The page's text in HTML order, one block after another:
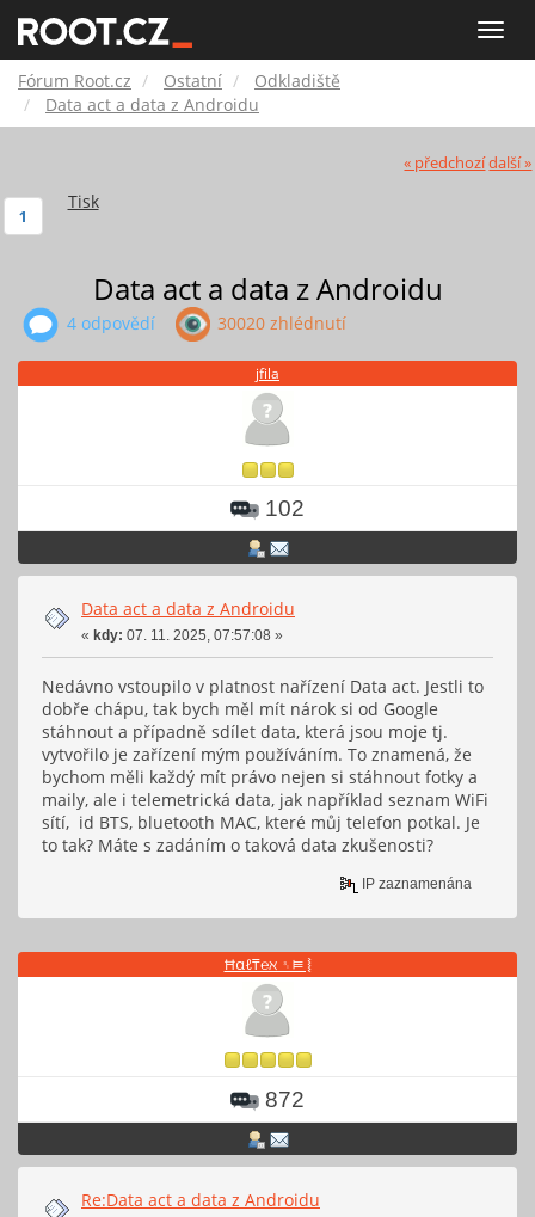
Toggle
Root.cz
Fórum Root.cz Ostatní
Odkladiště
Data act a data z Androidu
« předchozídalší »
Tisk
1
Data act a data z Androidu
4 odpovědí 30020 zhlédnutí
jfila
102
Data act a data z Androidu
« kdy: 07. 11. 2025, 07:57:08 »
Nedávno vstoupilo v platnost nařízení Data act. Jestli to
dobře chápu, tak bych měl mít nárok si od Google
stáhnout a případně sdílet data, která jsou moje tj.
vytvořilo je zařízení mým používáním. To znamená, že
bychom měli každý mít právo nejen si stáhnout fotky a
maily, ale i telemetrická data, jak například seznam WiFi
sítí, id BTS, bluetooth MAC, které můj telefon potkal. Je
to tak? Máte s zadáním o taková data zkušenosti?
IP zaznamenána
Ħαℓ₸℮ℵ ␏⫢ ⦚
872
Re:Data act a data z Androidu